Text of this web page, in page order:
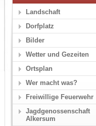
Landschaft
Dorfplatz
Bilder
Wetter und Gezeiten
Ortsplan
Wer macht was?
Freiwillige Feuerwehr
Jagdgenossenschaft
Alkersum